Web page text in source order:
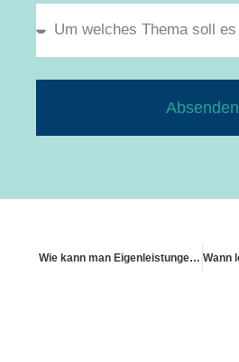
Absenden
Wie kann man Eigenleistungen versichern lassen?